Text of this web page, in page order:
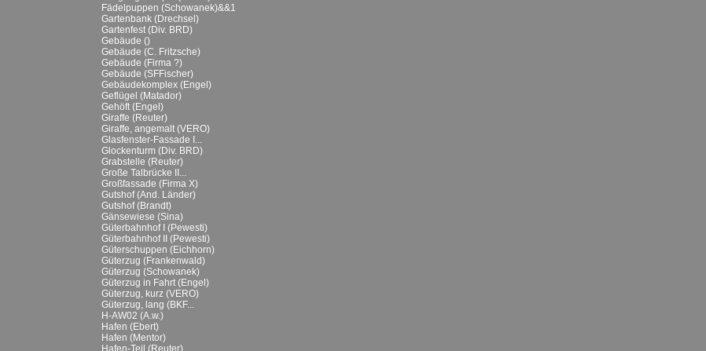
Fädelpuppen (Schowanek)&&1
Gartenbank (Drechsel)
Gartenfest (Div. BRD)
Gebäude ()
Gebäude (C. Fritzsche)
Gebäude (Firma ?)
Gebäude (SFFischer)
Gebäudekomplex (Engel)
Geflügel (Matador)
Gehöft (Engel)
Giraffe (Reuter)
Giraffe, angemalt (VERO)
Glasfenster-Fassade I...
Glockenturm (Div. BRD)
Grabstelle (Reuter)
Große Talbrücke II...
Großfassade (Firma X)
Gutshof (And. Länder)
Gutshof (Brandt)
Gänsewiese (Sina)
Güterbahnhof I (Pewesti)
Güterbahnhof II (Pewesti)
Güterschuppen (Eichhorn)
Güterzug (Frankenwald)
Güterzug (Schowanek)
Güterzug in Fahrt (Engel)
Güterzug, kurz (VERO)
Güterzug, lang (BKF...
H-AW02 (A.w.)
Hafen (Ebert)
Hafen (Mentor)
Hafen-Teil (Reuter)